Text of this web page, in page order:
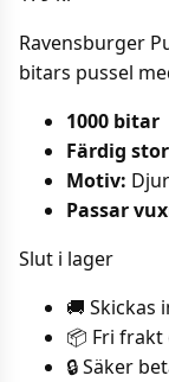
Ravensburger
bitars pussel
1000 bitar
Färdig
Motiv:
Passar
Slut i lager
🚚 Skickas
📦 Fri frakt
🔒 Säker